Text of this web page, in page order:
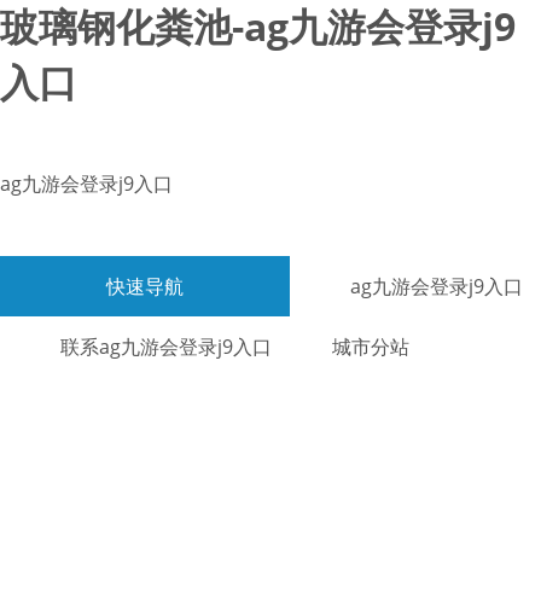
玻璃钢化粪池-ag九游会登录j9
入口
ag九游会登录j9入口
快速导航 ag九游会登录j9入口
联系ag九游会登录j9入口 城市分站